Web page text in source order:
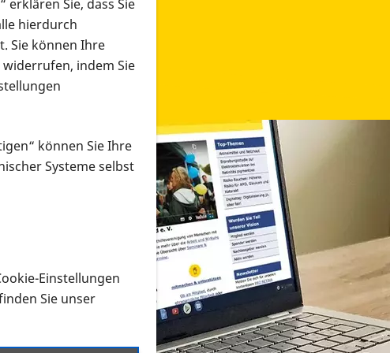
in verschiedenen Formaten an
Infonmaterial suchen und dieses bestellen bzw. herunterladen
erklären Sie, dass Sie
hierdurch
Sie können Ihre
indem Sie
können Sie Ihre
Systeme selbst
Einstellungen
Sie unser